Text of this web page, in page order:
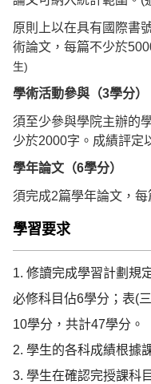
原則上以在具有國際書
術論文，每篇不少於
生)
學術活動參與（3學分）
須至少參與學院主辦的
少於2000字。成績評定
學年論文（6學分）
須完成2篇學年論文，
學習要求
1. 修讀完成學習計劃規
必修科目佔6學分；表(
10學分，共計47學分。
2. 學生的各科成績根據
3. 學生在確認完授課科